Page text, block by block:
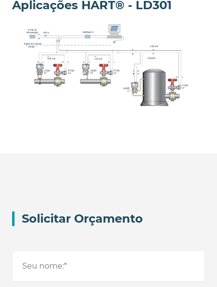
Aplicações HART® - LD301
Solicitar Orçamento